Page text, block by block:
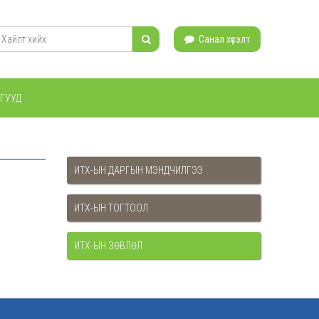
Санал хүсэлт
ИТХ-ЫН ДАРГЫН МЭНДЧИЛГЭЭ
ИТХ-ЫН ТОГТООЛ
ИТХ-ЫН ЗӨВЛӨЛ